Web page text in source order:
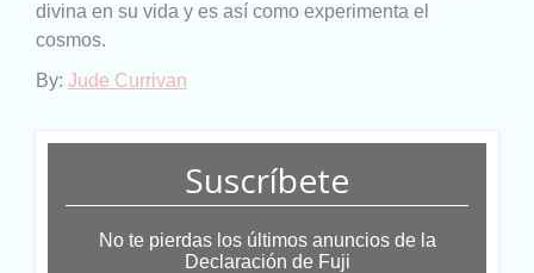
divina en su vida y es así como experimenta el
cosmos.
By: Jude Currivan
Suscríbete
No te pierdas los últimos anuncios de la
Declaración de Fuji